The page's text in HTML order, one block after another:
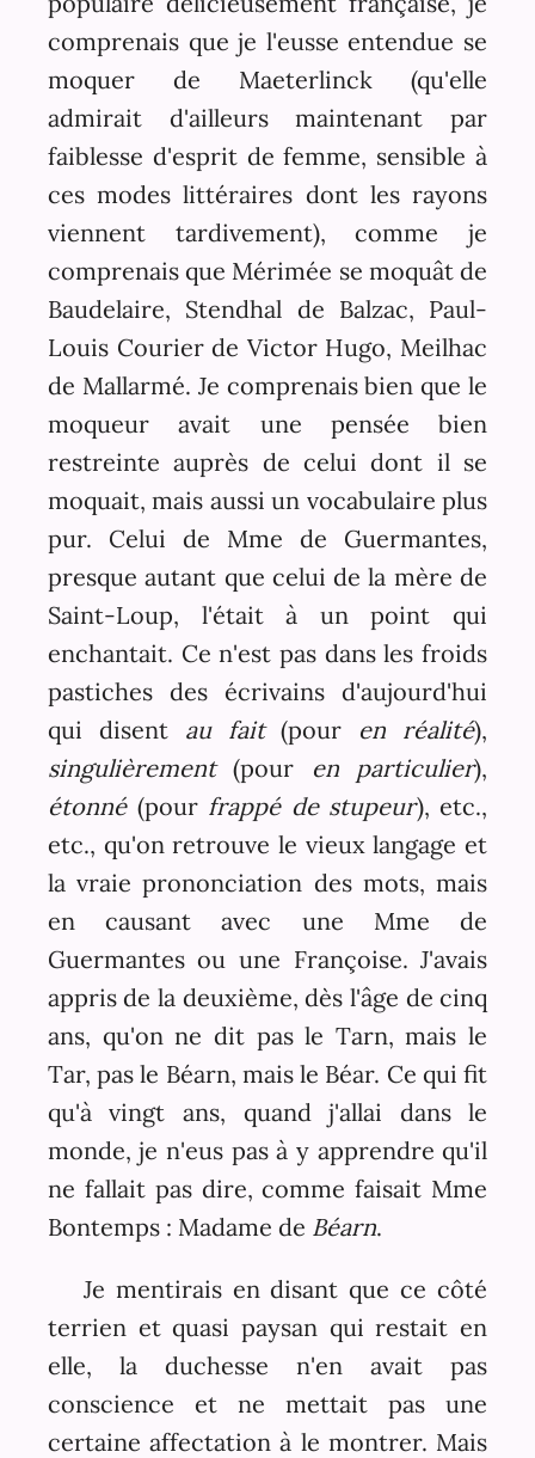
comprenais que je l'eusse entendue se
moquer de Maeterlinck (qu'elle
admirait d'ailleurs maintenant par
faiblesse d'esprit de femme, sensible à
ces modes littéraires dont les rayons
viennent tardivement), comme je
comprenais que Mérimée se moquât de
Baudelaire, Stendhal de Balzac, Paul-
Louis Courier de Victor Hugo, Meilhac
de Mallarmé. Je comprenais bien que le
moqueur avait une pensée bien
restreinte auprès de celui dont il se
moquait, mais aussi un vocabulaire plus
pur. Celui de Mme de Guermantes,
presque autant que celui de la mère de
Saint-Loup, l'était à un point qui
enchantait. Ce n'est pas dans les froids
pastiches des écrivains d'aujourd'hui
qui disent au fait(pour en réalité),
singulièrement(pour en particulier),
étonné(pour frappé de stupeur), etc.,
etc., qu'on retrouve le vieux langage et
la vraie prononciation des mots, mais
en causant avec une Mme de
Guermantes ou une Françoise. J'avais
appris de la deuxième, dès l'âge de cinq
ans, qu'on ne dit pas le Tarn, mais le
Tar, pas le Béarn, mais le Béar. Ce qui fit
qu'à vingt ans, quand j'allai dans le
monde, je n'eus pas à y apprendre qu'il
ne fallait pas dire, comme faisait Mme
Bontemps : Madame de Béarn.
Je mentirais en disant que ce côté
terrien et quasi paysan qui restait en
elle, la duchesse n'en avait pas
conscience et ne mettait pas une
certaine affectation à le montrer. Mais